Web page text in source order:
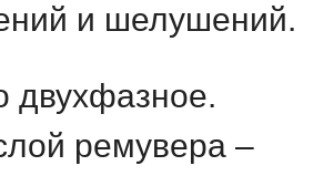
и шелушений.
двухфазное.
ремувера –